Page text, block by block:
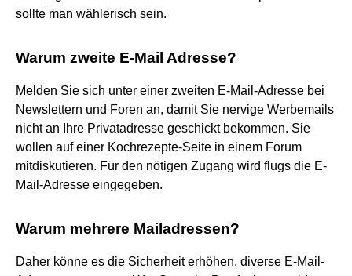
sollte man wählerisch sein.
Warum zweite E-Mail Adresse?
Melden Sie sich unter einer zweiten E-Mail-Adresse bei
Newslettern und Foren an, damit Sie nervige Werbemails
nicht an Ihre Privatadresse geschickt bekommen. Sie
wollen auf einer Kochrezepte-Seite in einem Forum
mitdiskutieren. Für den nötigen Zugang wird flugs die E-
Mail-Adresse eingegeben.
Warum mehrere Mailadressen?
Daher könne es die Sicherheit erhöhen, diverse E-Mail-